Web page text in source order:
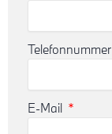
Telefonnummer
E-Mail